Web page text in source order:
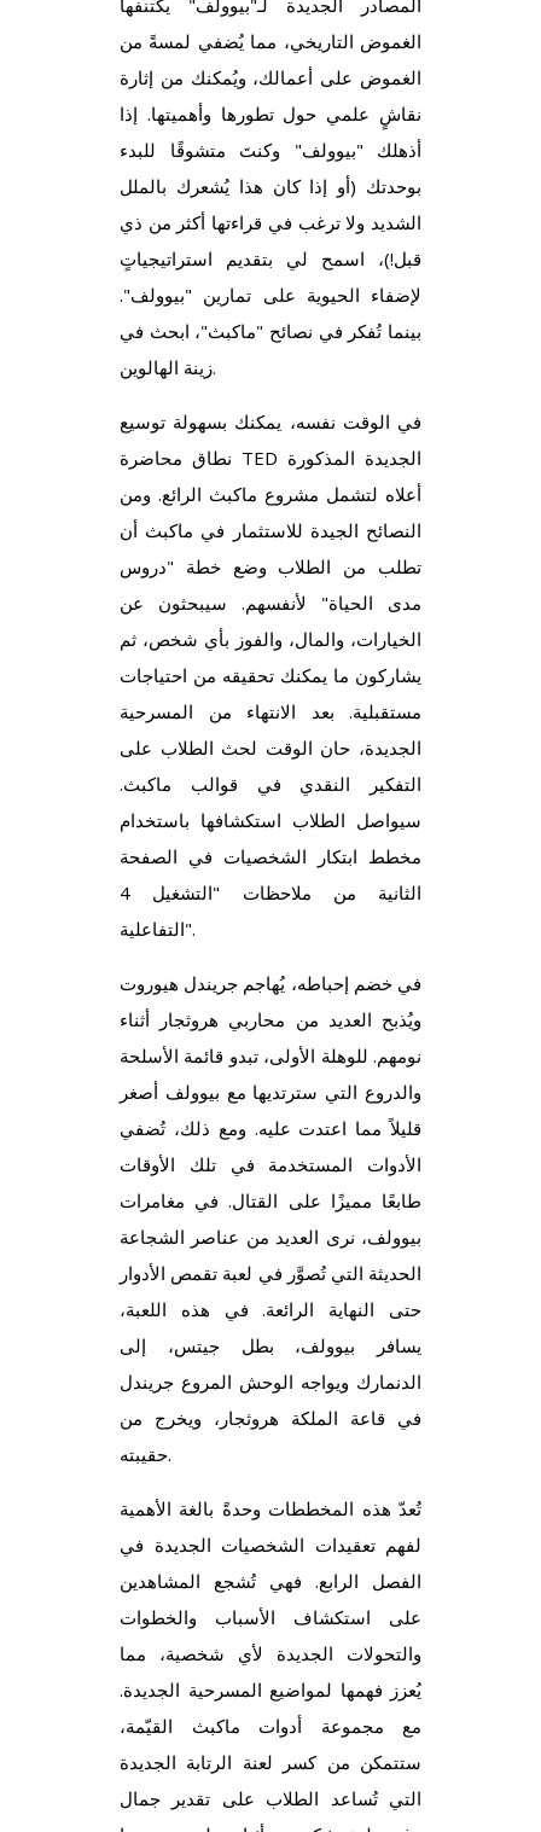
المصادر الجديدة لـ"بيوولف" يكتنفها
الغموض التاريخي، مما يُضفي لمسةً من
الغموض على أعمالك، ويُمكنك من إثارة
نقاشٍ علمي حول تطورها وأهميتها. إذا
أذهلك "بيوولف" وكنتَ متشوقًا للبدء
بوحدتك (أو إذا كان هذا يُشعرك بالملل
الشديد ولا ترغب في قراءتها أكثر من ذي
قبل!)، اسمح لي بتقديم استراتيجياتٍ
لإضفاء الحيوية على تمارين "بيوولف".
بينما تُفكر في نصائح "ماكبث"، ابحث في
زينة الهالوين.
في الوقت نفسه، يمكنك بسهولة توسيع
نطاق محاضرة TED الجديدة المذكورة
أعلاه لتشمل مشروع ماكبث الرائع. ومن
النصائح الجيدة للاستثمار في ماكبث أن
تطلب من الطلاب وضع خطة "دروس
مدى الحياة" لأنفسهم. سيبحثون عن
الخيارات، والمال، والفوز بأي شخص، ثم
يشاركون ما يمكنك تحقيقه من احتياجات
مستقبلية. بعد الانتهاء من المسرحية
الجديدة، حان الوقت لحث الطلاب على
التفكير النقدي في قوالب ماكبث.
سيواصل الطلاب استكشافها باستخدام
مخطط ابتكار الشخصيات في الصفحة
الثانية من ملاحظات "التشغيل 4
التفاعلية".
في خضم إحباطه، يُهاجم جريندل هيوروت
ويُذبح العديد من محاربي هروثجار أثناء
نومهم. للوهلة الأولى، تبدو قائمة الأسلحة
والدروع التي سترتديها مع بيوولف أصغر
قليلاً مما اعتدت عليه. ومع ذلك، تُضفي
الأدوات المستخدمة في تلك الأوقات
طابعًا مميزًا على القتال. في مغامرات
بيوولف، نرى العديد من عناصر الشجاعة
الحديثة التي تُصوَّر في لعبة تقمص الأدوار
حتى النهاية الرائعة. في هذه اللعبة،
يسافر بيوولف، بطل جيتس، إلى
الدنمارك ويواجه الوحش المروع جريندل
في قاعة الملكة هروثجار، ويخرج من
حقيبته.
تُعدّ هذه المخططات وحدةً بالغة الأهمية
لفهم تعقيدات الشخصيات الجديدة في
الفصل الرابع. فهي تُشجع المشاهدين
على استكشاف الأسباب والخطوات
والتحولات الجديدة لأي شخصية، مما
يُعزز فهمها لمواضيع المسرحية الجديدة.
مع مجموعة أدوات ماكبث القيّمة،
ستتمكن من كسر لعنة الرتابة الجديدة
التي تُساعد الطلاب على تقدير جمال